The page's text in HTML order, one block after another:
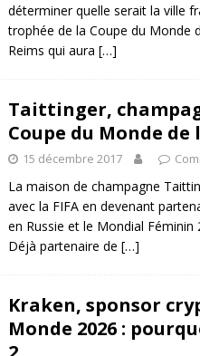
déterminer quelle serait la ville
trophée de la Coupe du Monde
Reims qui aura […]
Taittinger,
Coupe du Monde de
15 décembre 2017
La maison de champagne
avec la FIFA en devenant
en Russie et le Mondial Féminin
Déjà partenaire de […]
Kraken, sponsor
Monde 2026 :